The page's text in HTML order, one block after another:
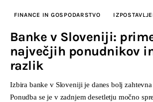
FINANCE IN GOSPODARSTVO
Banke v Sloveniji:
največjih ponudnikov
razlik
Izbira banke v Sloveniji je danes bolj
Ponudba se je v zadnjem desetletju močno